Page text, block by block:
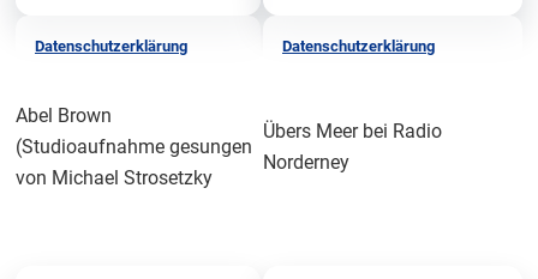
Datenschutzerklärung Datenschutzerklärung
Abel Brown
(Studioaufnahme gesungen
von Michael Strosetzky
Übers Meer bei Radio
Norderney